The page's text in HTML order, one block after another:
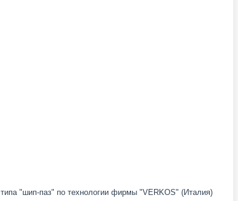
"шип-паз" по технологии фирмы "VERKOS" (Италия)